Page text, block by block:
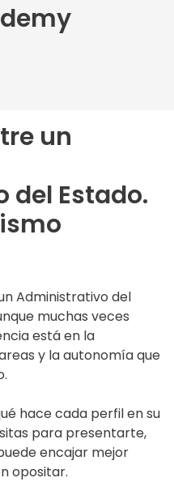
un
Estado.
Administrativo del
muchas veces
está en la
y la autonomía que
hace cada perfil en su
para presentarte,
encajar mejor
opositar.